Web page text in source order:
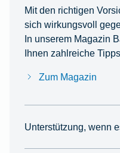
Mit den richtigen
sich wirkungsvoll
In unserem Magazin
Ihnen zahlreiche
Zum Magazin
Unterstützung, wenn